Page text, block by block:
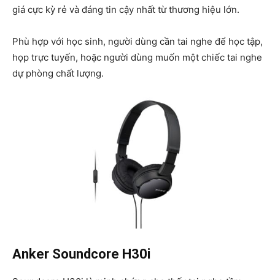
giá cực kỳ rẻ và đáng tin cậy nhất từ thương hiệu lớn.
Phù hợp với học sinh, người dùng cần tai nghe để học tập,
họp trực tuyến, hoặc người dùng muốn một chiếc tai nghe
dự phòng chất lượng.
Anker Soundcore H30i